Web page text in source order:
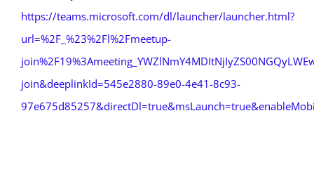
https://teams.microsoft.com/dl/launcher/launcher.html?
url=%2F_%23%2Fl%2Fmeetup-
join&deeplinkId=545e2880-89e0-4e41-8c93-